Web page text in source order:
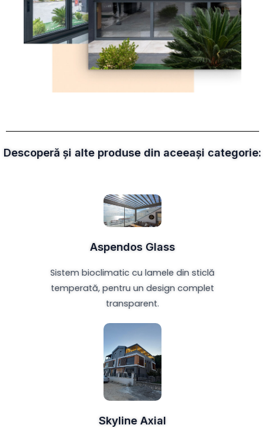
Descoperă și alte produse din aceeași categorie:
Aspendos Glass
Sistem bioclimatic cu lamele din sticlă
temperată, pentru un design complet
transparent.
Skyline Axial